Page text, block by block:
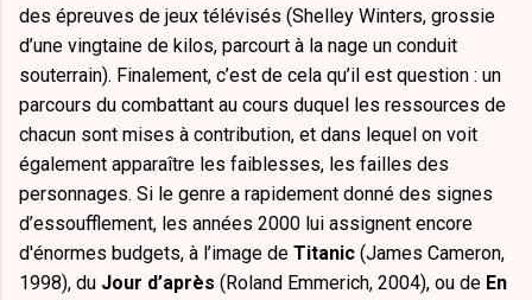
des épreuves de jeux télévisés (Shelley Winters, grossie
d’une vingtaine de kilos, parcourt à la nage un conduit
souterrain). Finalement, c’est de cela qu’il est question : un
parcours du combattant au cours duquel les ressources de
chacun sont mises à contribution, et dans lequel on voit
également apparaître les faiblesses, les failles des
personnages. Si le genre a rapidement donné des signes
d’essoufflement, les années 2000 lui assignent encore
d'énormes budgets, à l’image de Titanic (James Cameron,
1998), du Jour d’après (Roland Emmerich, 2004), ou de En